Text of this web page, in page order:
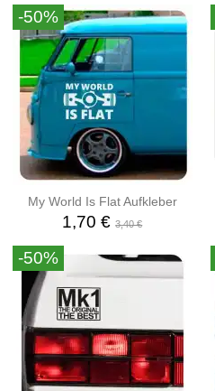
-50%
My World Is Flat Aufkleber
1,70 €3,40 €
-50%